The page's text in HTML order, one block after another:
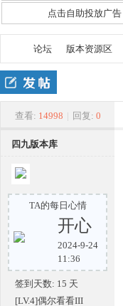
点击自助投放广告
九
»
论坛 版本资源区
查看: 14998 | 回复: 0
四九版本库
TA的每日心情
开心
2024-9-24
11:36
签到天数: 15 天
[LV.4]偶尔看看III